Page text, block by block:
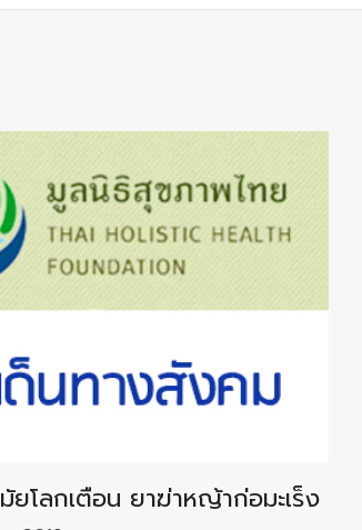
ยโลกเตือน ยาฆ่าหญ้าก่อมะเร็ง